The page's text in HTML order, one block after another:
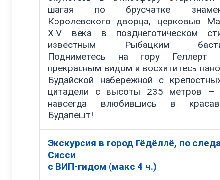
шагая по брусчатке
Королевского дворца, церковью
XIV века в позднеготическом
известным Рыбацким
Подниметесь на гору
прекрасным видом и восхититесь
Будайской набережной с
цитадели с высоты 235 метров –
навсегда влюбившись в
Будапешт!
Экскурсия в город Гёдёллё, по
Сисси
с ВИП-гидом (макс 4 ч.)